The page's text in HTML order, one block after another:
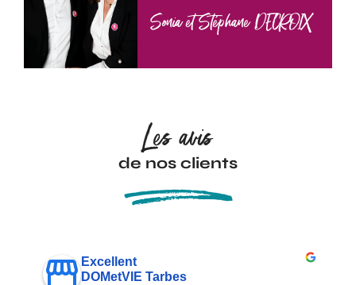
Sonia et Stéphane DECROIX
Les avis
de nos clients
Excellent
DOMetVIE Tarbes